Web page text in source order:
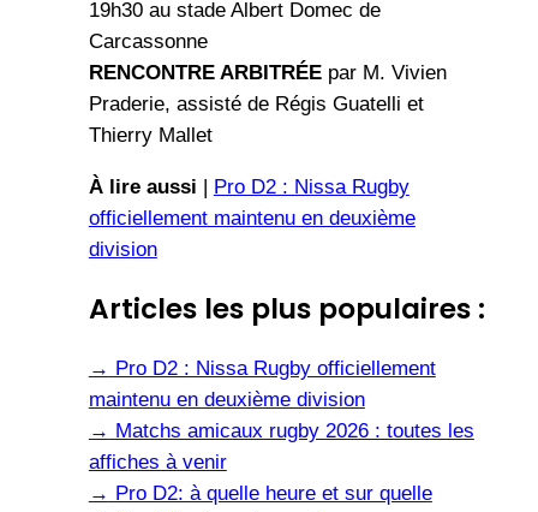
19h30 au stade Albert Domec de
Carcassonne
RENCONTRE ARBITRÉE par M. Vivien
Praderie, assisté de Régis Guatelli et
Thierry Mallet
À lire aussi | Pro D2 : Nissa Rugby
officiellement maintenu en deuxième
division
Articles les plus populaires :
→ Pro D2 : Nissa Rugby officiellement
maintenu en deuxième division
→ Matchs amicaux rugby 2026 : toutes les
affiches à venir
→ Pro D2: à quelle heure et sur quelle